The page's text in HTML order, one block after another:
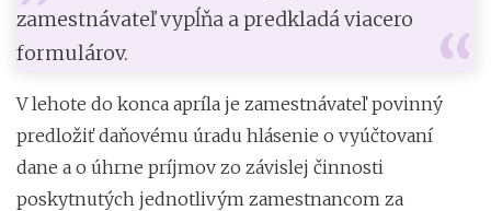
zamestnávateľ vypĺňa a predkladá viacero
formulárov.
V lehote do konca apríla je zamestnávateľ povinný
predložiť daňovému úradu hlásenie o vyúčtovaní
dane a o úhrne príjmov zo závislej činnosti
poskytnutých jednotlivým zamestnancom za